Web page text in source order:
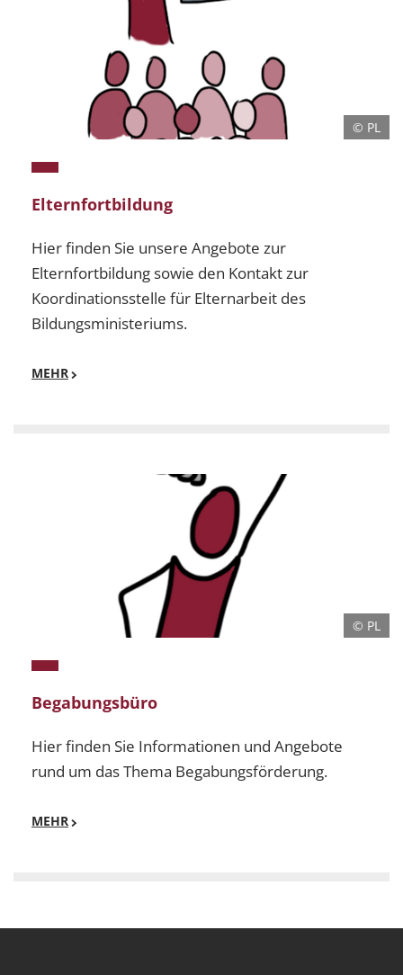
© PL
Elternfortbildung
Hier finden Sie unsere Angebote zur
Elternfortbildung sowie den Kontakt zur
Koordinationsstelle für Elternarbeit des
Bildungsministeriums.
MEHR
© PL
Begabungsbüro
Hier finden Sie Informationen und Angebote
rund um das Thema Begabungsförderung.
MEHR